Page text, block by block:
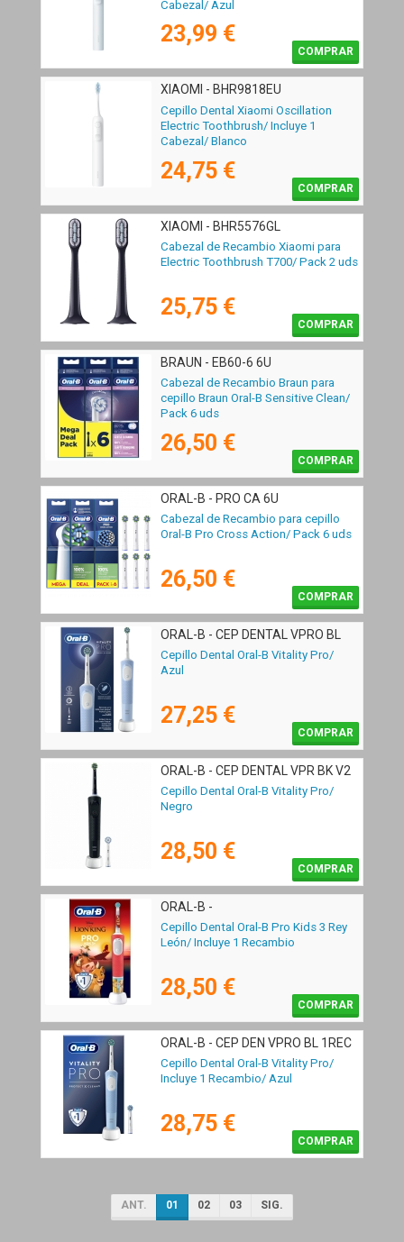
Cabezal/ Azul
23,99 €
COMPRAR
XIAOMI - BHR9818EU
Cepillo Dental Xiaomi Oscillation
Electric Toothbrush/ Incluye 1
Cabezal/ Blanco
24,75 €
COMPRAR
XIAOMI - BHR5576GL
Cabezal de Recambio Xiaomi para
Electric Toothbrush T700/ Pack 2 uds
25,75 €
COMPRAR
BRAUN - EB60-6 6U
Cabezal de Recambio Braun para
cepillo Braun Oral-B Sensitive Clean/
Pack 6 uds
26,50 €
COMPRAR
ORAL-B - PRO CA 6U
Cabezal de Recambio para cepillo
Oral-B Pro Cross Action/ Pack 6 uds
26,50 €
COMPRAR
ORAL-B - CEP DENTAL VPRO BL
Cepillo Dental Oral-B Vitality Pro/
Azul
27,25 €
COMPRAR
ORAL-B - CEP DENTAL VPR BK V2
Cepillo Dental Oral-B Vitality Pro/
Negro
28,50 €
COMPRAR
ORAL-B -
Cepillo Dental Oral-B Pro Kids 3 Rey
León/ Incluye 1 Recambio
28,50 €
COMPRAR
ORAL-B - CEP DEN VPRO BL 1REC
Cepillo Dental Oral-B Vitality Pro/
Incluye 1 Recambio/ Azul
28,75 €
COMPRAR
ANT. 01 02 03 SIG.